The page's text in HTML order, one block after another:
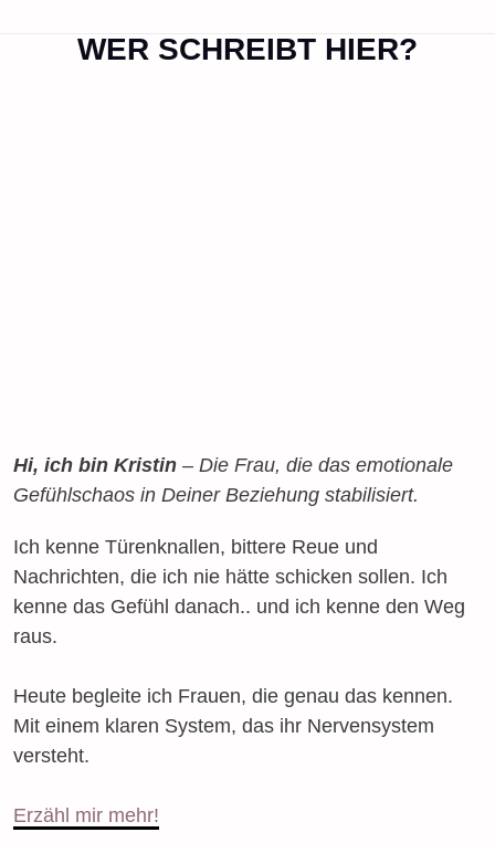
WER SCHREIBT HIER?
Hi, ich bin Kristin – Die Frau, die das emotionale
Gefühlschaos in Deiner Beziehung stabilisiert.
Ich kenne Türenknallen, bittere Reue und
Nachrichten, die ich nie hätte schicken sollen. Ich
kenne das Gefühl danach.. und ich kenne den Weg
raus.
Heute begleite ich Frauen, die genau das kennen.
Mit einem klaren System, das ihr Nervensystem
versteht.
Erzähl mir mehr!